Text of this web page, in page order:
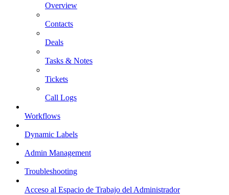
Overview
Contacts
Deals
Tasks & Notes
Tickets
Call Logs
Workflows
Dynamic Labels
Admin Management
Troubleshooting
Acceso al Espacio de Trabajo del Administrador